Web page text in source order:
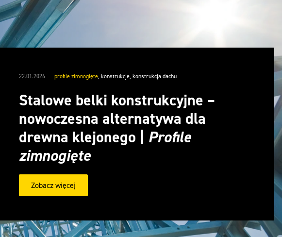
22.01.2026 profile zimnogięte, konstrukcje, konstrukcja dachu
Stalowe belki konstrukcyjne –
nowoczesna alternatywa dla
drewna klejonego | Profile
zimnogięte
Zobacz więcej